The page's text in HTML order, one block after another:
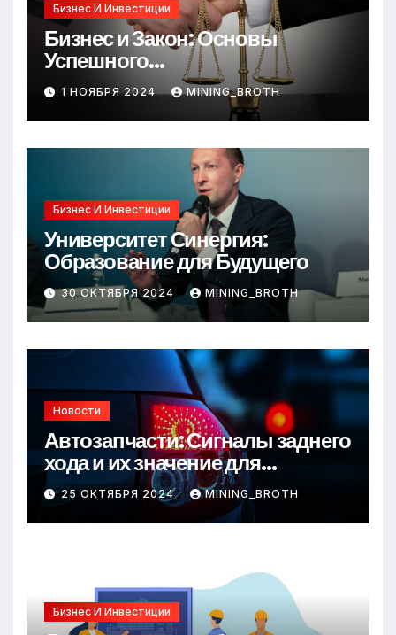
Бизнес И Инвестиции
Бизнес и Закон: Основы
Успешного
Предпринимательства
1 НОЯБРЯ 2024 MINING_BROTH
Бизнес И Инвестиции
Университет Синергия:
Образование для Будущего
30 ОКТЯБРЯ 2024 MINING_BROTH
Новости
Автозапчасти: Сигналы заднего
хода и их значение для
безопасности на дороге
25 ОКТЯБРЯ 2024 MINING_BROTH
Бизнес И Инвестиции